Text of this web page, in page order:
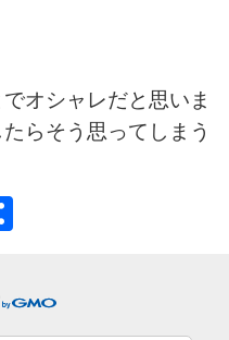
オシャレだと思いま
らそう思ってしまう